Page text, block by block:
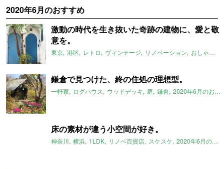
2020年6月のおすすめ
激動の時代を生き抜いた奇跡の建物に、愛と敬
意を。
東京 港区 レトロ ヴィンテージ リノベーション おしゃれ
鎌倉で見つけた、終の住処の理想型。
一軒家 ログハウス ウッドデッキ 庭 鎌倉 2020年6月のおすすめ
床の素材が違う小空間が好き。
神奈川 横浜 1LDK リノベ百貨店 スケスケ 2020年6月のおすすめ